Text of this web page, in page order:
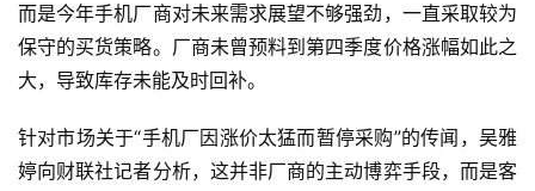
而是今年手机厂商对未来需求展望不够强劲，一直采取较为
保守的买货策略。厂商未曾预料到第四季度价格涨幅如此之
大，导致库存未能及时回补。
针对市场关于“手机厂因涨价太猛而暂停采购”的传闻，吴雅
婷向财联社记者分析，这并非厂商的主动博弈手段，而是客